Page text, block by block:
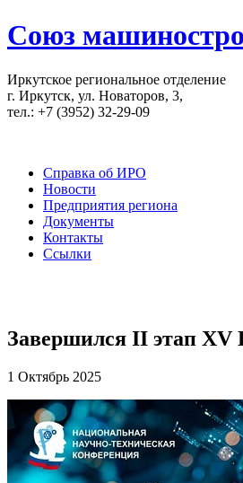
Союз
Иркутское региональное отделение
г. Иркутск, ул. Новаторов, 3,
тел.: +7 (3952) 32-29-09
Справка об ИРО
Новости
Предприятия региона
Документы
Контакты
Ссылки
Завершился II этап XV
1 Октябрь 2025